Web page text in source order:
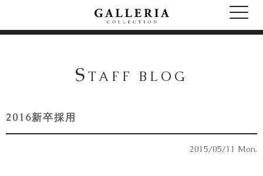
S TAFF BLOG
2016新卒採用
2015/05/11 Mon.